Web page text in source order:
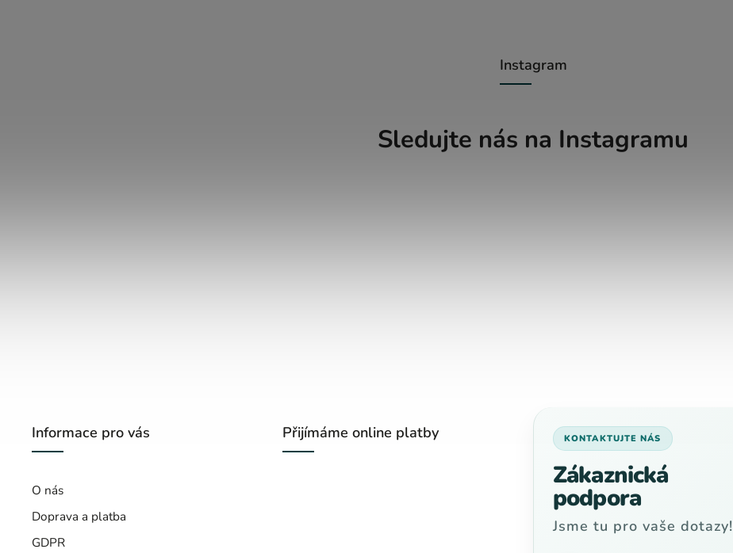
Instagram
Sledujte nás na Instagramu
Informace pro vás
O nás
Doprava a platba
GDPR
Přijímáme online platby KONTAKTUJTE NÁS
Zákaznická
podpora
Jsme tu pro vaše dotazy!